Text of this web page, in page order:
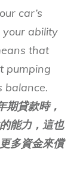
car’s
ability
that
pumping
balance.
期貸款時，
能力，這也
多資金來償